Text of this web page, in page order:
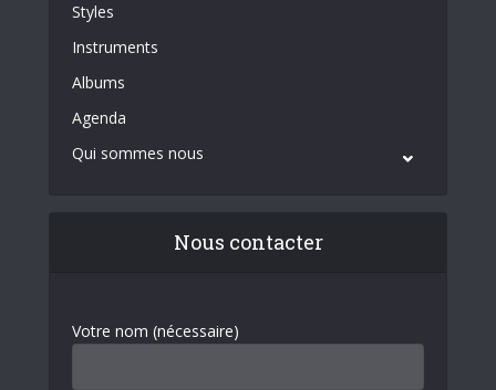
Styles
Instruments
Albums
Agenda
Qui sommes nous
Nous contacter
Votre nom (nécessaire)